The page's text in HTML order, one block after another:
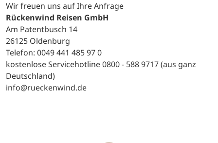
Wir freuen uns auf Ihre Anfrage
Rückenwind Reisen GmbH
Am Patentbusch 14
26125 Oldenburg
Telefon: 0049 441 485 97 0
kostenlose Servicehotline 0800 - 588 9717 (aus ganz
Deutschland)
info@rueckenwind.de